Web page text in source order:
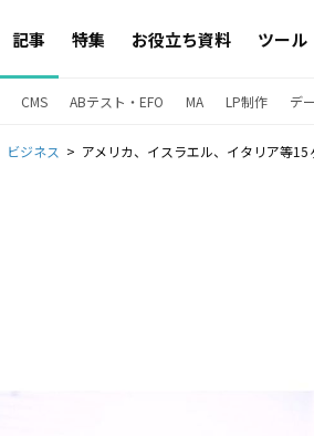
記事 特集 お役立ち資料 ツール
CMS ABテスト・EFO MA LP制作 デ
ビジネス アメリカ、イスラエル、イタリア等15